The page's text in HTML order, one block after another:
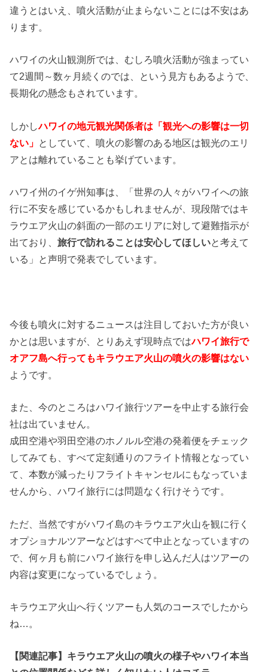
違うとはいえ、噴火活動が止まらないことには不安はあ
ります。
ハワイの火山観測所では、むしろ噴火活動が強まってい
て2週間～数ヶ月続くのでは、という見方もあるようで、
長期化の懸念もされています。
しかしハワイの地元観光関係者は「観光への影響は一切
ない」 としていて、噴火の影響のある地区は観光のエリ
アとは離れていることも挙げています。
ハワイ州のイゲ州知事は、「世界の人々がハワイへの旅
行に不安を感じているかもしれませんが、現段階ではキ
ラウエア火山の斜面の一部のエリアに対して避難指示が
出ており、旅行で訪れることは安心してほしいと考えて
いる」と声明で発表でしています。
今後も噴火に対するニュースは注目しておいた方が良い
かとは思いますが、とりあえず現時点ではハワイ旅行で
オアフ島へ行ってもキラウエア火山の噴火の影響はない
ようです。
また、今のところはハワイ旅行ツアーを中止する旅行会
社は出ていません。
成田空港や羽田空港のホノルル空港の発着便をチェック
してみても、すべて定刻通りのフライト情報となってい
て、本数が減ったりフライトキャンセルにもなっていま
せんから、ハワイ旅行には問題なく行けそうです。
ただ、当然ですがハワイ島のキラウエア火山を観に行く
オプショナルツアーなどはすべて中止となっていますの
で、何ヶ月も前にハワイ旅行を申し込んだ人はツアーの
内容は変更になっているでしょう。
キラウエア火山へ行くツアーも人気のコースでしたから
ね…。
【関連記事】キラウエア火山の噴火の様子やハワイ本当